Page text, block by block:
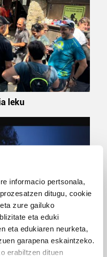
informacio pertsonala,
ditugu, cookie
zure gailuko
eta eduki
eta edukiaren neurketa,
garapena eskaintzeko.
erabiltzen dituen
leku
'KimiK' eta